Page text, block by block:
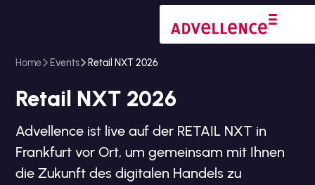
Home Events Retail NXT 2026
Retail NXT 2026
Advellence ist live auf der RETAIL NXT in
Frankfurt vor Ort, um gemeinsam mit Ihnen
die Zukunft des digitalen Handels zu